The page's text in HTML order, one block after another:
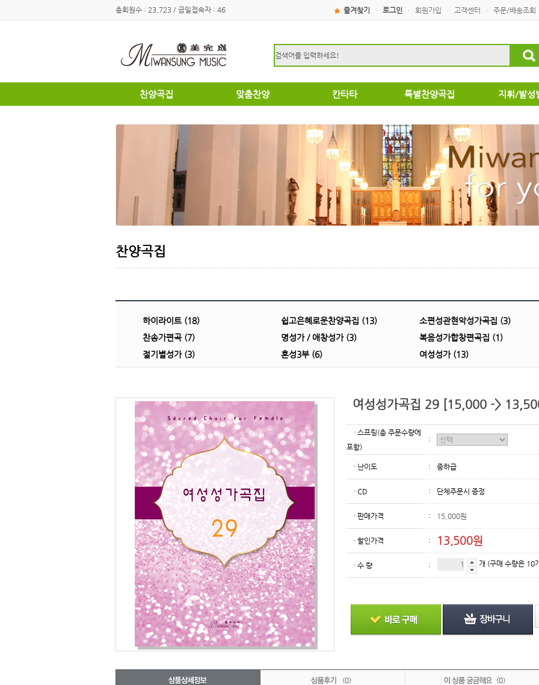
총회원수 : 23,723 / 금일접속자 : 46 즐겨찾기 · 로그인 · 회원가입 · 고객센터 · 주문/배송조회
찬양곡집
소편성관현악성가곡집
명성가 / 애창성가
복음성가합창편곡집
우리가락 찬양곡집
여성성가
맞춤찬양
명성가/복음성가합창편곡
절기별성가/국악성가
특별찬양곡집
칸타타
부활절
특별찬양곡집 지휘/발성
찬양곡집
하이라이트 (18) 쉽고은혜로운찬양곡집 (13)
소편성관현악성가곡집 (3)
찬송가편곡 (7)
명성가 / 애창성가 (3)
복음성가합창편곡집 (1)
절기별성가 (3)
혼성3부 (6) 여성성가 (13)
여성성가곡집 29 [15,000 ->
· 스프링(총 주문수량에
포함)
:
· 난이도 : 중하급
· CD : 단체주문시 증정
· 판매가격 : 15,000원
· 할인가격 : 13,500원
· 수 량 : 개 (구매 수량은 10
(0) (0)